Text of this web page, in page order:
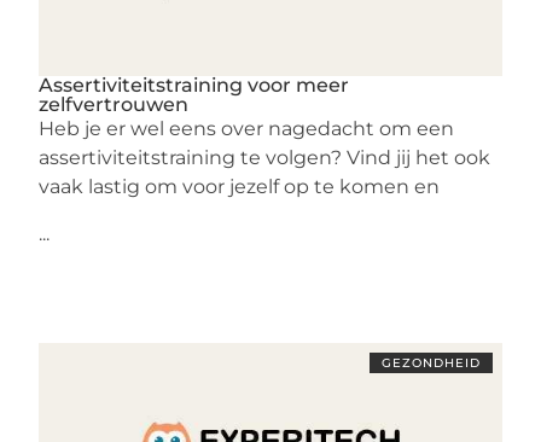
Assertiviteitstraining voor meer
zelfvertrouwen
Heb je er wel eens over nagedacht om een
assertiviteitstraining te volgen? Vind jij het ook
vaak lastig om voor jezelf op te komen en
...
GEZONDHEID